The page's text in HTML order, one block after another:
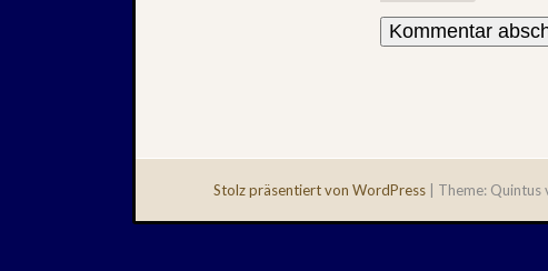
Stolz präsentiert von WordPress Theme: Quintus